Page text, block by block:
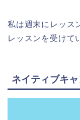
私は週末にレッス
レッスンを受けて
ネイティブキ